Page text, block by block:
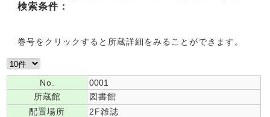
検索条件：
巻号をクリックすると所蔵詳細をみることができます。
No.
0001
所蔵館
図書館
配置場所
2F雑誌